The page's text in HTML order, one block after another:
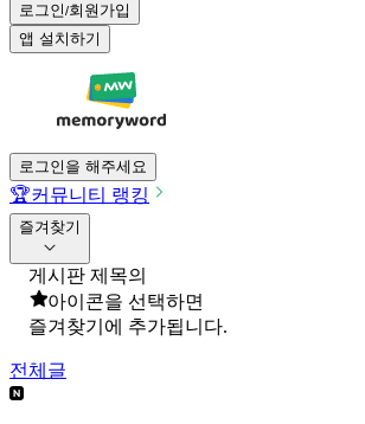
로그인/회원가입
앱 설치하기
로그인을 해주세요
🏆커뮤니티 랭킹
즐겨찾기
게시판 제목의
아이콘을 선택하면
즐겨찾기에 추가됩니다.
전체글